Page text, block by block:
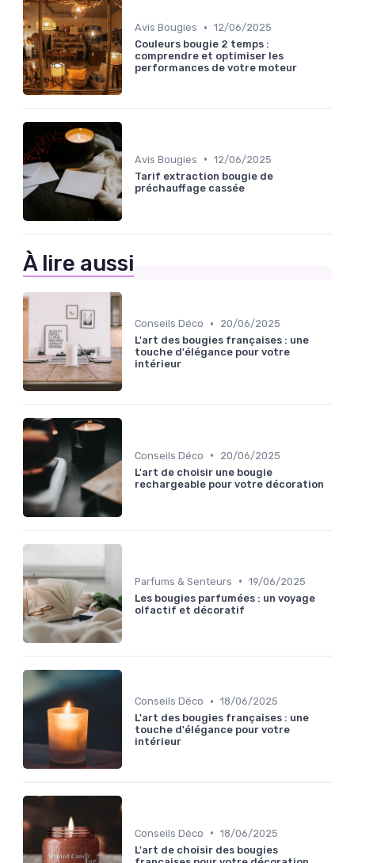
Avis Bougies • 12/06/2025
Couleurs bougie 2 temps :
comprendre et optimiser les
performances de votre moteur
Avis Bougies • 12/06/2025
Tarif extraction bougie de
préchauffage cassée
À lire aussi
Conseils Déco •
20/06/2025
L'art des bougies françaises : une
touche d'élégance pour votre
intérieur
Conseils Déco •
20/06/2025
L'art de choisir une bougie
rechargeable pour votre décoration
Parfums & Senteurs • 19/06/2025
Les bougies parfumées : un voyage
olfactif et décoratif
Conseils Déco • 18/06/2025
L'art des bougies françaises : une
touche d'élégance pour votre
intérieur
Conseils Déco • 18/06/2025
L'art de choisir des bougies